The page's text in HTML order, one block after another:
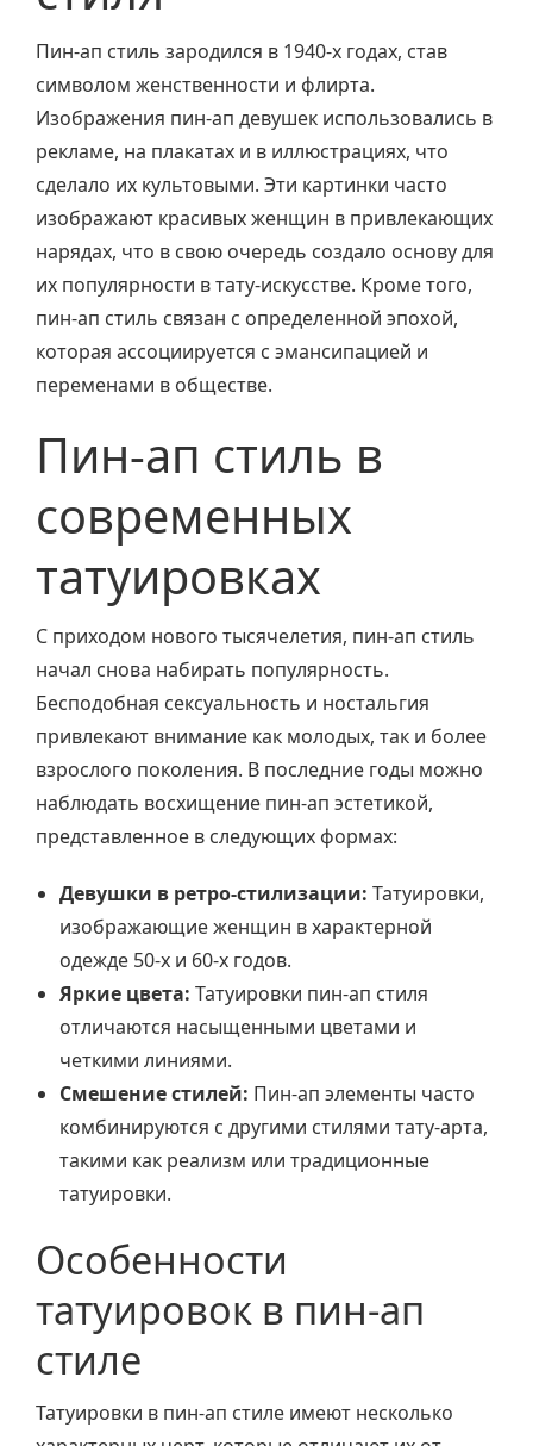
Пин-ап стиль зародился в 1940-х годах, став
символом женственности и флирта.
Изображения пин-ап девушек использовались в
рекламе, на плакатах и в иллюстрациях, что
сделало их культовыми. Эти картинки часто
изображают красивых женщин в привлекающих
нарядах, что в свою очередь создало основу для
их популярности в тату-искусстве. Кроме того,
пин-ап стиль связан с определенной эпохой,
которая ассоциируется с эмансипацией и
переменами в обществе.
Пин-ап стиль в
современных
татуировках
С приходом нового тысячелетия, пин-ап стиль
начал снова набирать популярность.
Бесподобная сексуальность и ностальгия
привлекают внимание как молодых, так и более
взрослого поколения. В последние годы можно
наблюдать восхищение пин-ап эстетикой,
представленное в следующих формах:
Девушки в ретро-стилизации: Татуировки,
изображающие женщин в характерной
одежде 50-х и 60-х годов.
Яркие цвета: Татуировки пин-ап стиля
отличаются насыщенными цветами и
четкими линиями.
Смешение стилей: Пин-ап элементы часто
комбинируются с другими стилями тату-арта,
такими как реализм или традиционные
татуировки.
Особенности
татуировок в пин-ап
стиле
Татуировки в пин-ап стиле имеют несколько